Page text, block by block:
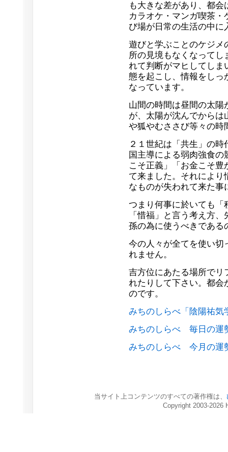
も大きな差があり、都
カラオケ・マンガ喫茶
び場が日常の生活の中に
遊びと学ぶことのケジメ
所の見境もなくなって
れて判断がマヒしてしま
態を起こし、情報をしっ
なっています。
山間の時間は昼間の太
が、太陽が沈んでから
や狐やむささび等々の時
２１世紀は「共生」の
国主導による弱肉強食
こそ正義」「お金こそ
て来ました。それによ
なものが失われて来た事
つまり何事に於いても「
「惜福」と言う考え方
孫の為に使うべきである
今の人々が全てを使い切
れません。
吉方位にあたる場所でリ
れたりして下さい。都会
のです。
みちのしらべ「陰陽祐気
みちのしらべ 毎日の運
みちのしらべ 今月の運
当サイト上コンテンツのすべての著作権は、
Copyright 2003-2026